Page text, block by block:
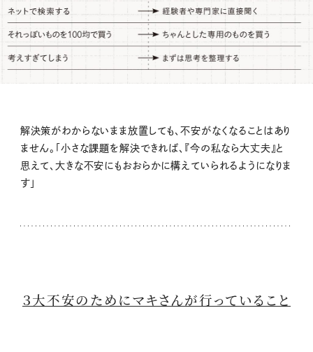
解決策がわからないまま放置しても、不安がなくなることはあり
ません。「小さな課題を解決できれば、『今の私なら大丈夫』と
思えて、大きな不安にもおおらかに構えていられるようになりま
す」
３大不安のためにマキさんが行っていること